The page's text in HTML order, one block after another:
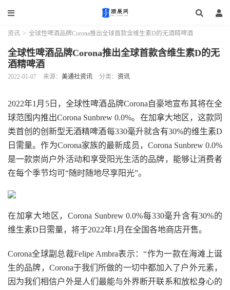
资讯 > 全球性啤酒品牌Corona推出全球首款含维生素D的无酒精啤酒
全球性啤酒品牌Corona推出全球首款含维生素D的无
酒精啤酒
2022-01-07 来源： 美通社资讯 分类： 资讯
2022年1月5日，全球性啤酒品牌Corona自豪地宣布其将在全
球范围内推出Corona Sunbrew 0.0%。在加拿大地区，这款同
类首创的创新型无酒精啤酒每330毫升就含有30%的维生素D
日需量。作为Corona家族的最新成员，Corona Sunbrew 0.0%
是一款崇尚户外活动和享受阳光生活的品牌，能够让消费者
在每个季节均可“随时随地尽享阳光”。
在加拿大地区，Corona Sunbrew 0.0%每330毫升含有30%的
维生素D日需量，将于2022年1月在全国各地商店开售。
Corona全球副总裁Felipe Ambra表示：“作为一款在海滩上诞
生的品牌，Corona于我们所做的一切中都加入了户外元素，
因为我们相信户外是人们最能与外界断开联系和放松身心的